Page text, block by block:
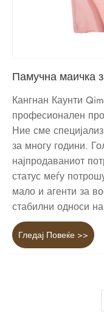
Памучна маичка
Кангнан Каунти
професионален
Ние сме
за многу години.
најпродаваниот
статус меѓу
мало и агенти за
стабилни односи
Гледај Повеќе >>